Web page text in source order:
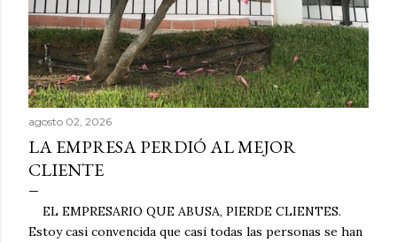
agosto 02, 2026
LA EMPRESA PERDIÓ AL MEJOR
CLIENTE
EL EMPRESARIO QUE ABUSA, PIERDE CLIENTES.
Estoy casi convencida que casi todas las personas se han